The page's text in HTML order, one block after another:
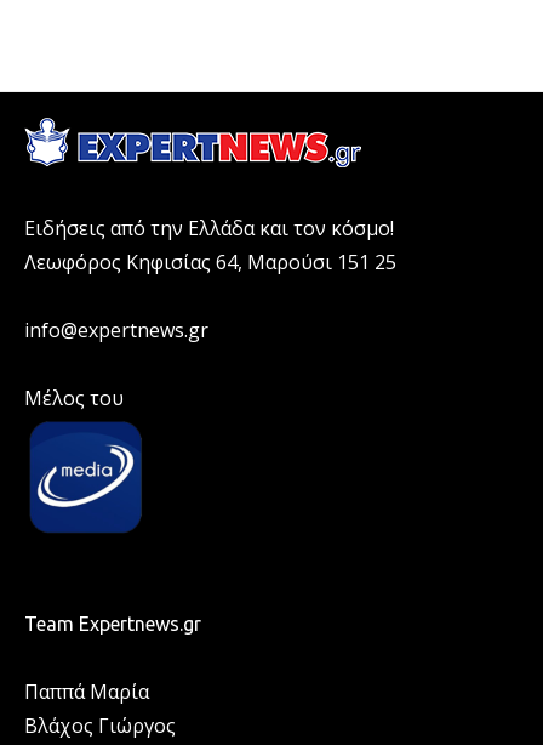
Ειδήσεις από την Ελλάδα και τον κόσμο!
Λεωφόρος Κηφισίας 64, Μαρούσι 151 25
info@expertnews.gr
Μέλος του
Team Expertnews.gr
Παππά Μαρία
Βλάχος Γιώργος